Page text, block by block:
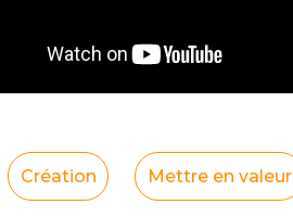
Création Mettre en valeur